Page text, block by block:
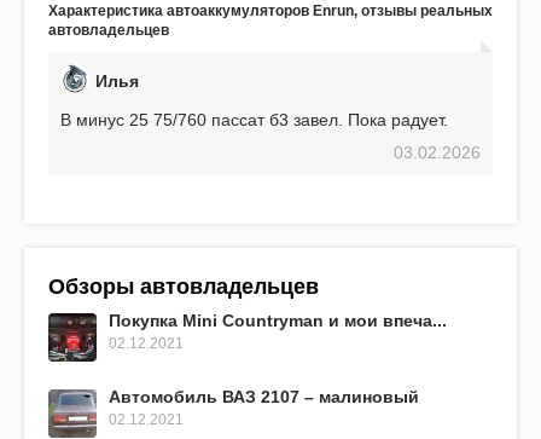
EFB 75. Судя по характеристикам, он даже
превосходит предыдущую модель.
Характеристика автоаккумуляторов Enrun, отзывы реальных
автовладельцев
Илья
В минус 25 75/760 пассат б3 завел. Пока радует.
03.02.2026
Обзоры автовладельцев
Покупка Mini Countryman и мои впеча...
02.12.2021
Автомобиль ВАЗ 2107 – малиновый
02.12.2021